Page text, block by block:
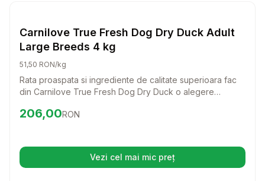
Hrana Uscata Caini
Carnilove True Fresh Dog Dry Duck Adult
Large Breeds 4 kg
51,50 RON/kg
Rata proaspata si ingrediente de calitate superioara fac
din Carnilove True Fresh Dog Dry Duck o alegere
completa nu doar ca sustine sanatatea, dar si placerea
Preț: 206.00 RON
206,00RON
Vezi cel mai mic preț(se deschide într-o filă nouă)